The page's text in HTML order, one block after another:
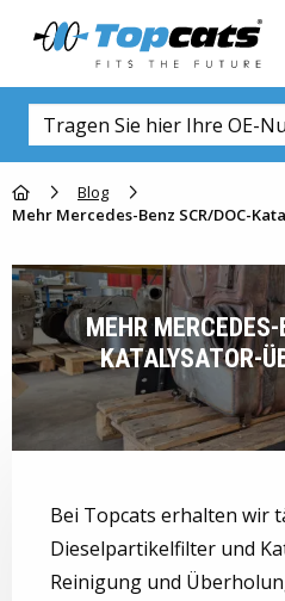
Go to homepage
Blog
MEHR
KATALYSATOR-
Bei Topcats erhalten wir
Dieselpartikelfilter und
Reinigung und